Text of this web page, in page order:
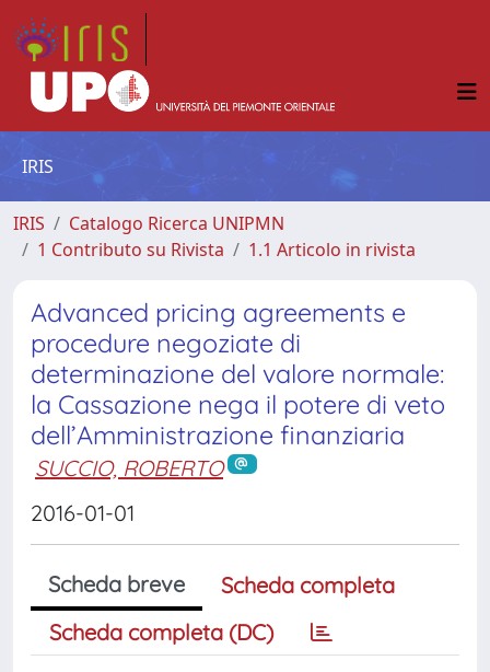
IRIS
IRIS
Catalogo Ricerca UNIPMN
1 Contributo su Rivista
1.1 Articolo in rivista
Advanced pricing agreements e
procedure negoziate di
determinazione del valore normale:
la Cassazione nega il potere di veto
dell’Amministrazione finanziaria
SUCCIO, ROBERTO
2016-01-01
Scheda breve
Scheda completa
Scheda completa (DC)